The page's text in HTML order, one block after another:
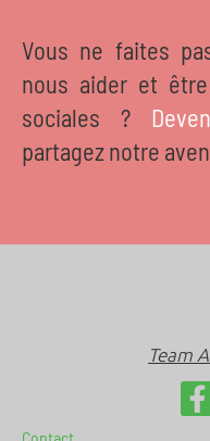
Vous ne faites
nous aider et
sociales ?
partagez notre
Team